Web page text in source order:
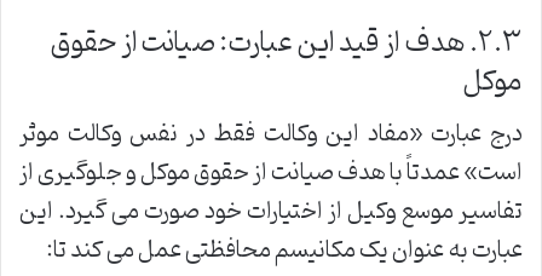
۲.۳. هدف از قید این عبارت: صیانت از حقوق
موکل
درج عبارت «مفاد این وکالت فقط در نفس وکالت موثر
است» عمدتاً با هدف صیانت از حقوق موکل و جلوگیری از
تفاسیر موسع وکیل از اختیارات خود صورت می گیرد. این
عبارت به عنوان یک مکانیسم محافظتی عمل می کند تا: